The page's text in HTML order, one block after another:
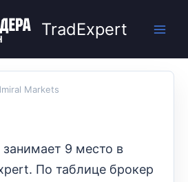
TradExpert
Markets
9 место в
По таблице брокер